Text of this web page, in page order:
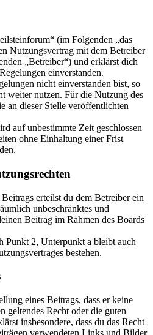
(im Folgenden „das
Nutzungsvertrag mit dem Betreiber
„Betreiber“) und erklärst dich
einverstanden.
nicht einverstanden bist, so
weiter nutzen. Für die Nutzung des
an dieser Stelle veröffentlichten
auf unbestimmte Zeit geschlossen
ohne Einhaltung einer Frist
erteilst du dem Betreiber ein
unbeschränktes und
Beitrag im Rahmen des Boards
Punkt 2, Unterpunkt a bleibt auch
bestehen.
eines Beitrags, dass er keine
geltendes Recht oder die guten
insbesondere, dass du das Recht
verwendeten Links und Bilder